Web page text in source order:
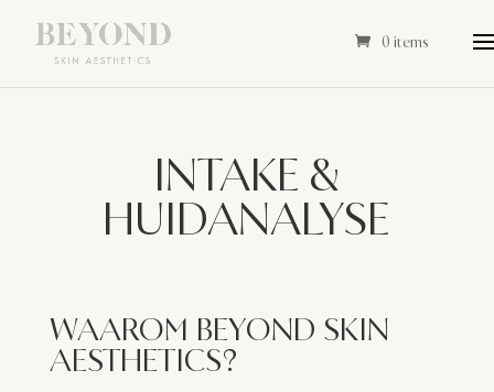
0 items
INTAKE &
HUIDANALYSE
WAAROM BEYOND SKIN
AESTHETICS?